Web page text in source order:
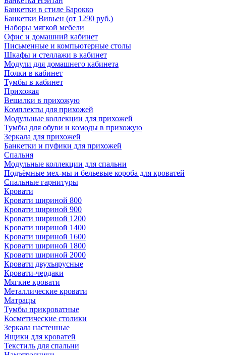
Банкетки в стиле Барокко
Банкетки Вивьен (от 1290 руб.)
Наборы мягкой мебели
Офис и домашний кабинет
Письменные и компьютерные столы
Шкафы и стеллажи в кабинет
Модули для домашнего кабинета
Полки в кабинет
Тумбы в кабинет
Прихожая
Вешалки в прихожую
Комплекты для прихожей
Модульные коллекции для прихожей
Тумбы для обуви и комоды в прихожую
Зеркала для прихожей
Банкетки и пуфики для прихожей
Спальня
Модульные коллекции для спальни
Подъёмные мех-мы и бельевые короба для кроватей
Спальные гарнитуры
Кровати
Кровати шириной 800
Кровати шириной 900
Кровати шириной 1200
Кровати шириной 1400
Кровати шириной 1600
Кровати шириной 1800
Кровати шириной 2000
Кровати двухъярусные
Кровати-чердаки
Мягкие кровати
Металлические кровати
Матрацы
Тумбы прикроватные
Косметические столики
Зеркала настенные
Ящики для кроватей
Текстиль для спальни